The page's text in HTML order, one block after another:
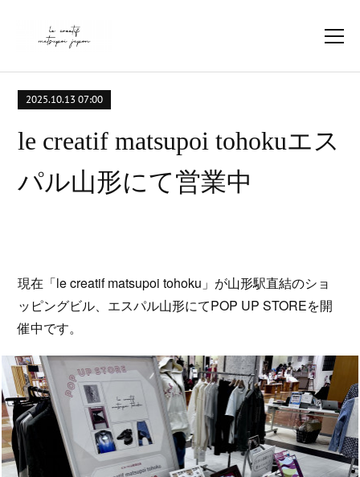
2025.10.13 07:00
le creatif matsupoi tohokuエス
パル山形にて営業中
現在「le creatif matsupoi tohoku」が山形駅直結のショ
ッピングビル、エスパル山形にてPOP UP STOREを開
催中です。